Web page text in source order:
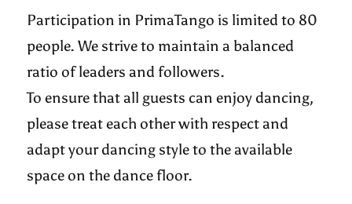
Participation in PrimaTango is limited to 80
people. We strive to maintain a balanced
ratio of leaders and followers.
To ensure that all guests can enjoy dancing,
please treat each other with respect and
adapt your dancing style to the available
space on the dance floor.